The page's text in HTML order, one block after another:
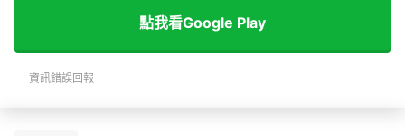
點我看Google Play
資訊錯誤回報